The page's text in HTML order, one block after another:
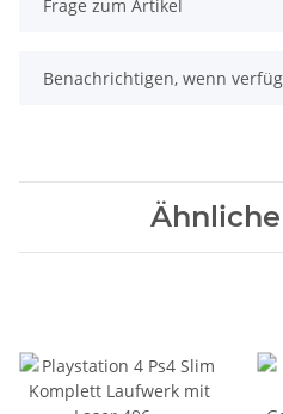
Frage zum Artikel
Benachrichtigen, wenn